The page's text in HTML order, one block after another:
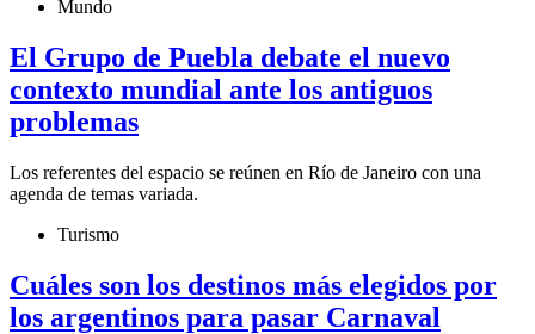
Mundo
El Grupo de Puebla debate el nuevo
contexto mundial ante los antiguos
problemas
Los referentes del espacio se reúnen en Río de Janeiro con una
agenda de temas variada.
Turismo
Cuáles son los destinos más elegidos por
los argentinos para pasar Carnaval